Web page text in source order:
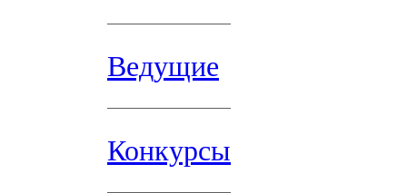
Ведущие
Конкурсы